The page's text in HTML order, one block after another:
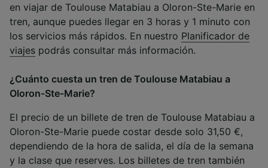
en viajar de Toulouse Matabiau a Oloron-Ste-Marie en
tren, aunque puedes llegar en 3 horas y 1 minuto con
los servicios más rápidos. En nuestro Planificador de
viajes podrás consultar más información.
¿Cuánto cuesta un tren de Toulouse Matabiau a
Oloron-Ste-Marie?
El precio de un billete de tren de Toulouse Matabiau a
Oloron-Ste-Marie puede costar desde solo 31,50 €,
dependiendo de la hora de salida, el día de la semana
y la clase que reserves. Los billetes de tren también